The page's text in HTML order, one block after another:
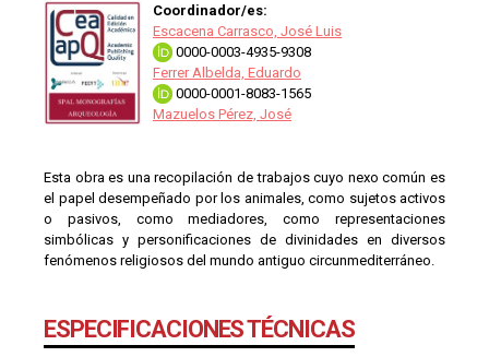
Coordinador/es:
Escacena Carrasco, José Luis
0000-0003-4935-9308
Ferrer Albelda, Eduardo
0000-0001-8083-1565
Mazuelos Pérez, José
Esta obra es una recopilación de trabajos cuyo nexo común es
el papel desempeñado por los animales, como sujetos activos
o pasivos, como mediadores, como representaciones
simbólicas y personificaciones de divinidades en diversos
fenómenos religiosos del mundo antiguo circunmediterráneo.
ESPECIFICACIONES TÉCNICAS